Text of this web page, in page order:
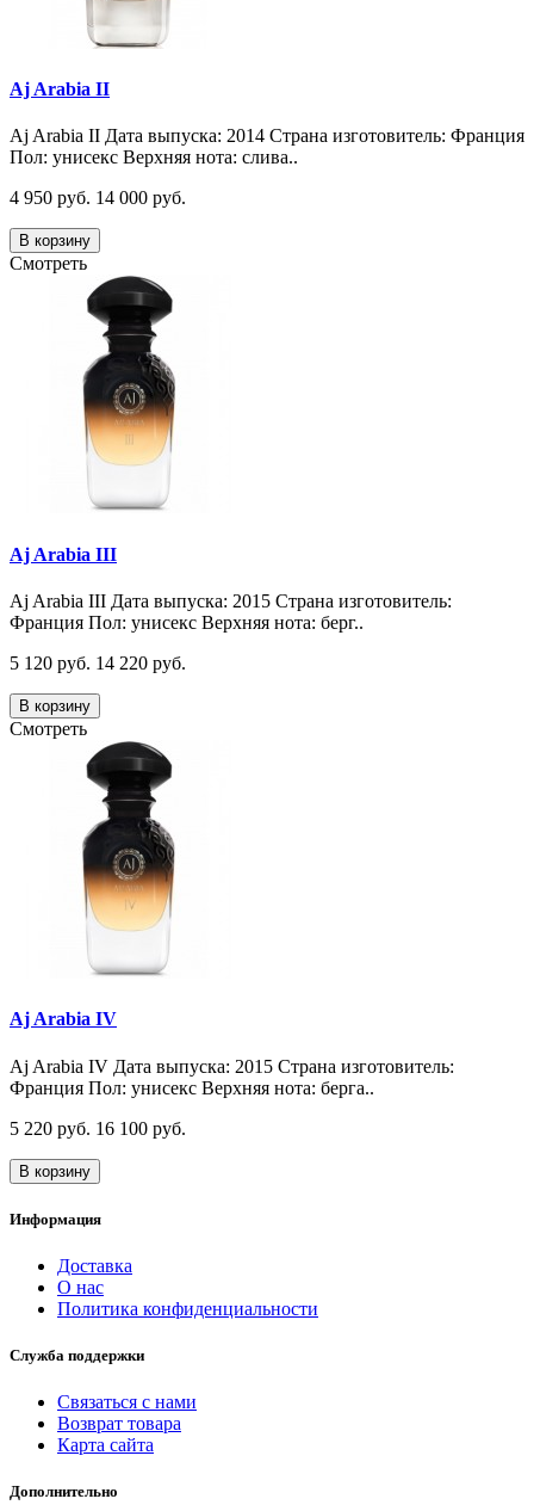
Aj Arabia II
Aj Arabia II Дата выпуска: 2014 Страна изготовитель: Франция
Пол: унисекс Верхняя нота: слива..
4 950 руб. 14 000 руб.
В корзину
Смотреть
Aj Arabia III
Aj Arabia III Дата выпуска: 2015 Страна изготовитель:
Франция Пол: унисекс Верхняя нота: берг..
5 120 руб. 14 220 руб.
В корзину
Смотреть
Aj Arabia IV
Aj Arabia IV Дата выпуска: 2015 Страна изготовитель:
Франция Пол: унисекс Верхняя нота: берга..
5 220 руб. 16 100 руб.
В корзину
Информация
Доставка
О нас
Политика конфиденциальности
Служба поддержки
Связаться с нами
Возврат товара
Карта сайта
Дополнительно